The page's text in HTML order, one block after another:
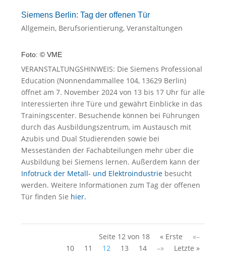
Siemens Berlin: Tag der offenen Tür
Allgemein, Berufsorientierung, Veranstaltungen
Foto: © VME
VERANSTALTUNGSHINWEIS: Die Siemens Professional
Education (Nonnendammallee 104, 13629 Berlin)
öffnet am 7. November 2024 von 13 bis 17 Uhr für alle
Interessierten ihre Türe und gewährt Einblicke in das
Trainingscenter. Besuchende können bei Führungen
durch das Ausbildungszentrum, im Austausch mit
Azubis und Dual Studierenden sowie bei
Messeständen der Fachabteilungen mehr über die
Ausbildung bei Siemens lernen. Außerdem kann der
Infotruck der Metall- und Elektroindustrie besucht
werden. Weitere Informationen zum Tag der offenen
Tür finden Sie hier.
Seite 12 von 18 « Erste
«–
10
11 12 13 14 –» Letzte »